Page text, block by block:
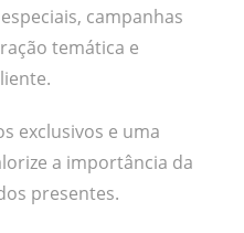
campanhas
temática e
exclusivos e uma
a importância da
presentes.